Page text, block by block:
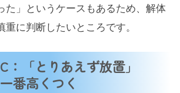
た」というケースもあるため、解体
重に判断したいところです。
：「とりあえず放置」
番高くつく